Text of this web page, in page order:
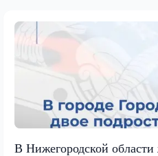
В Нижегородской